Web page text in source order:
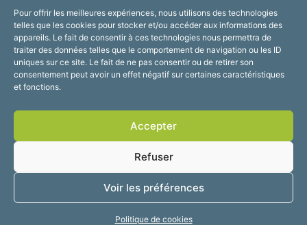
Pour offrir les meilleures expériences, nous utilisons des technologies
telles que les cookies pour stocker et/ou accéder aux informations des
appareils. Le fait de consentir à ces technologies nous permettra de
traiter des données telles que le comportement de navigation ou les ID
uniques sur ce site. Le fait de ne pas consentir ou de retirer son
consentement peut avoir un effet négatif sur certaines caractéristiques
et fonctions.
Accepter
Refuser
Voir les préférences
Politique de cookies
Horaires d’ouverture
Du lundi au vendredi :
de 8h30 à 12h et de 13h30 à 17h30
Suivez-nous !
Accessibilité
Mentions légales
2025 © Propulsé par